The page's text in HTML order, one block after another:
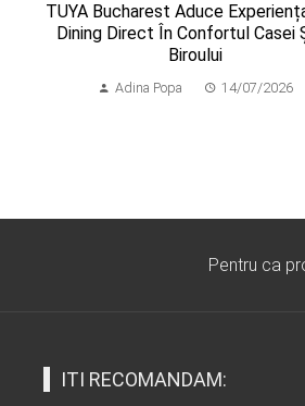
TUYA Bucharest Aduce
Dining Direct În Confortul Casei
Biroului
Adina Popa 14/07/2026
Pentru ca
ITI RECOMANDAM: